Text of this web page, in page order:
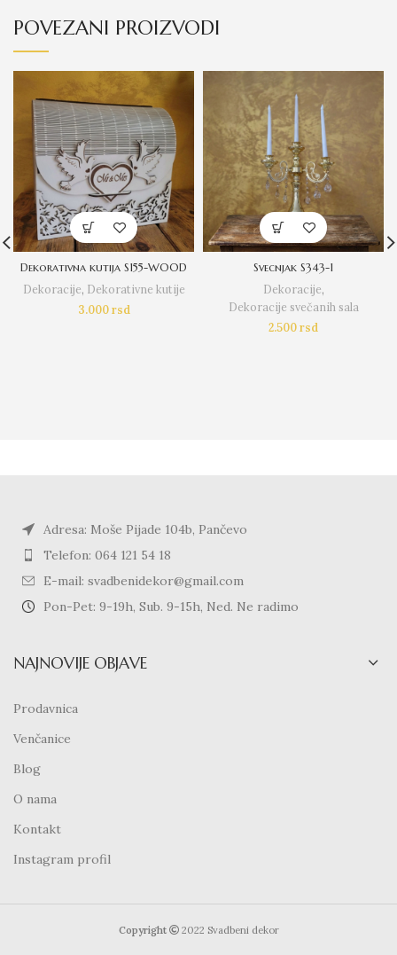
POVEZANI PROIZVODI
Dekorativna kutija S155-WOOD
Dekoracije, Dekorativne kutije
3.000rsd
Svecnjak S343-1
Dekoracije,
Dekoracije svečanih sala
2.500rsd
Adresa: Moše Pijade 104b, Pančevo
Telefon: 064 121 54 18
E-mail: svadbenidekor@gmail.com
Pon-Pet: 9-19h, Sub. 9-15h, Ned. Ne radimo
NAJNOVIJE OBJAVE
Prodavnica
Venčanice
Blog
O nama
Kontakt
Instagram profil
Copyright 2022 Svadbeni dekor